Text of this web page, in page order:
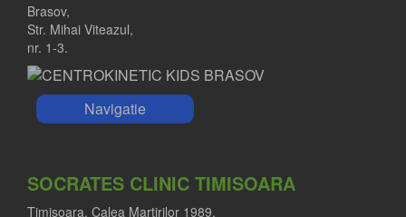
Brasov,
Str. Mihai Viteazul,
nr. 1-3.
Navigatie
SOCRATES CLINIC TIMISOARA
Timisoara, Calea Martirilor 1989,